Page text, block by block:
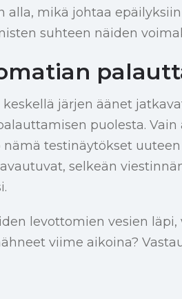
alla, mikä johtaa
suhteen näiden
järjen äänet
puolesta. Vain
testinäytökset
selkeän
levottomien vesien
viime aikoina?